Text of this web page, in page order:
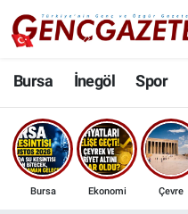
Bursa İnegöl Spor
Bursa Ekonomi Çevre
Bursa
İnegöl
3.SAYFA
Nöbetçi Eczaneler
Hava Durumu
Trafik Durumu